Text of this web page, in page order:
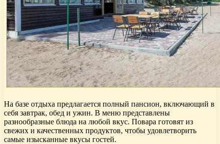
На базе отдыха предлагается полный пансион, включающий в
себя завтрак, обед и ужин. В меню представлены
разнообразные блюда на любой вкус. Повара готовят из
свежих и качественных продуктов, чтобы удовлетворить
самые изысканные вкусы гостей.